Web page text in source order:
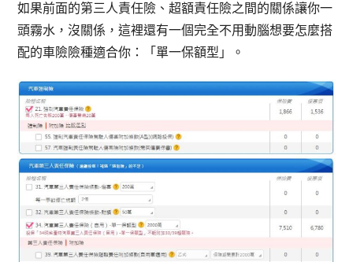
如果前面的第三人責任險、超額責任險之間的關係讓你一
頭霧水，沒關係，這裡還有一個完全不用動腦想要怎麼搭
配的車險險種適合你：「單一保額型」。